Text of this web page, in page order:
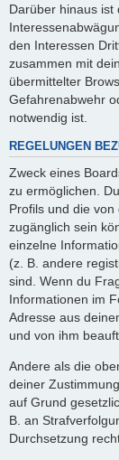
Darüber hinaus
den Interessen
zusammen mit
übermittelter
Gefahrenabwehr
notwendig ist.
REGELUNGEN
Zweck eines
zu ermöglichen.
Profils und die
zugänglich sein
einzelne
(z. B. andere
sind. Wenn du
Informationen im
Adresse aus
und von ihm
Andere als die
deiner
auf Grund
B. an
Durchsetzung